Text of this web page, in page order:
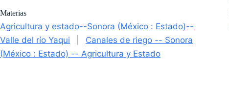
Materias
Agricultura y estado--Sonora (México : Estado)--
Valle del río Yaqui
Canales de riego -- Sonora
(México : Estado) -- Agricultura y Estado